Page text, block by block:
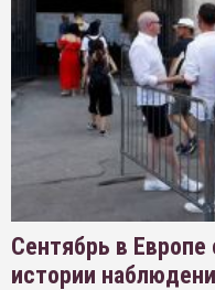
Сентябрь в
истории